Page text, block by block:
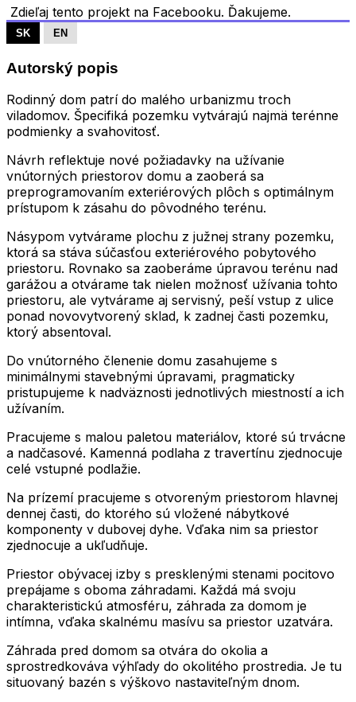
Zdieľaj tento projekt na Facebooku. Ďakujeme.
SK EN
Autorský popis
Rodinný dom patrí do malého urbanizmu troch
viladomov. Špecifiká pozemku vytvárajú najmä terénne
podmienky a svahovitosť.
Návrh reflektuje nové požiadavky na užívanie
vnútorných priestorov domu a zaoberá sa
preprogramovaním exteriérových plôch s optimálnym
prístupom k zásahu do pôvodného terénu.
Násypom vytvárame plochu z južnej strany pozemku,
ktorá sa stáva súčasťou exteriérového pobytového
priestoru. Rovnako sa zaoberáme úpravou terénu nad
garážou a otvárame tak nielen možnosť užívania tohto
priestoru, ale vytvárame aj servisný, peší vstup z ulice
ponad novovytvorený sklad, k zadnej časti pozemku,
ktorý absentoval.
Do vnútorného členenie domu zasahujeme s
minimálnymi stavebnými úpravami, pragmaticky
pristupujeme k nadväznosti jednotlivých miestností a ich
užívaním.
Pracujeme s malou paletou materiálov, ktoré sú trvácne
a nadčasové. Kamenná podlaha z travertínu zjednocuje
celé vstupné podlažie.
Na prízemí pracujeme s otvoreným priestorom hlavnej
dennej časti, do ktorého sú vložené nábytkové
komponenty v dubovej dyhe. Vďaka nim sa priestor
zjednocuje a ukľudňuje.
Priestor obývacej izby s presklenými stenami pocitovo
prepájame s oboma záhradami. Každá má svoju
charakteristickú atmosféru, záhrada za domom je
intímna, vďaka skalnému masívu sa priestor uzatvára.
Záhrada pred domom sa otvára do okolia a
sprostredkováva výhľady do okolitého prostredia. Je tu
situovaný bazén s výškovo nastaviteľným dnom.